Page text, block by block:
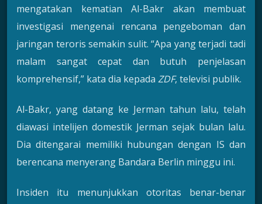
mengatakan kematian Al-Bakr akan membuat
investigasi mengenai rencana pengeboman dan
jaringan teroris semakin sulit. “Apa yang terjadi tadi
malam sangat cepat dan butuh penjelasan
komprehensif,” kata dia kepada ZDF, televisi publik.
Al-Bakr, yang datang ke Jerman tahun lalu, telah
diawasi intelijen domestik Jerman sejak bulan lalu.
Dia ditengarai memiliki hubungan dengan IS dan
berencana menyerang Bandara Berlin minggu ini.
Insiden itu menunjukkan otoritas benar-benar